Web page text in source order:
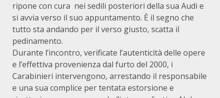
ripone con cura nei sedili posteriori della sua Audi e
si avvia verso il suo appuntamento. È il segno che
tutto sta andando per il verso giusto, scatta il
pedinamento.
Durante l’incontro, verificate l’autenticità delle opere
e l’effettiva provenienza dal furto del 2000, i
Carabinieri intervengono, arrestando il responsabile
e una sua complice per tentata estorsione e